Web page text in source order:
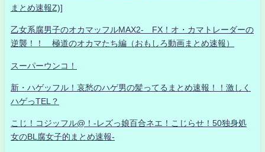
まとめ速報Z)]
乙女系腐男子のオカマッフルMAX2- FX！オ・カマトレーダーの
逆襲！！ 極道のオカマたち編（おもしろ動画まとめ速報）
スーパーウンコ！
新・ハゲッフル！哀愁のハゲ男の髪ってるまとめ速報！！激しく
ハゲっTEL？
こじ！コジッフル@！-レズっ娘百合ネエ！こじらせ！50独身処
女のBL腐女子的まとめ速報-